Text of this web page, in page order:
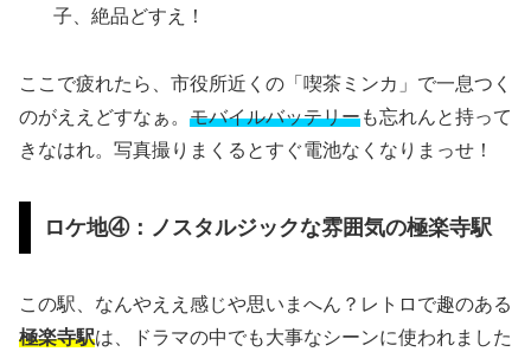
子、絶品どすえ！
ここで疲れたら、市役所近くの「喫茶ミンカ」で一息つく
のがええどすなぁ。 モバイルバッテリーも忘れんと持って
きなはれ。写真撮りまくるとすぐ電池なくなりまっせ！
ロケ地④：ノスタルジックな雰囲気の極楽寺駅
この駅、なんやええ感じや思いまへん？レトロで趣のある
極楽寺駅は、ドラマの中でも大事なシーンに使われました